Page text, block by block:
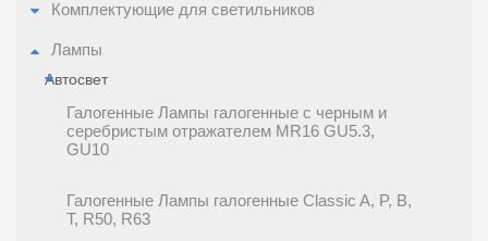
Комплектующие для светильников
Лампы
Автосвет
Галогенные Лампы галогенные c черным и
серебристым отражателем MR16 GU5.3,
GU10
Галогенные Лампы галогенные Classic A, P, B,
T, R50, R63